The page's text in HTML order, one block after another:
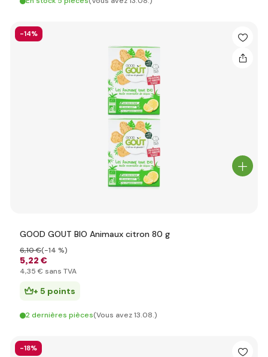
-14%
GOOD GOUT BIO Animaux citron 80 g
5,22 €
6,10 €(-14 %)
4,35 € sans TVA
+ 5 points
2 dernières pièces(Vous avez 13.08.)
-18%